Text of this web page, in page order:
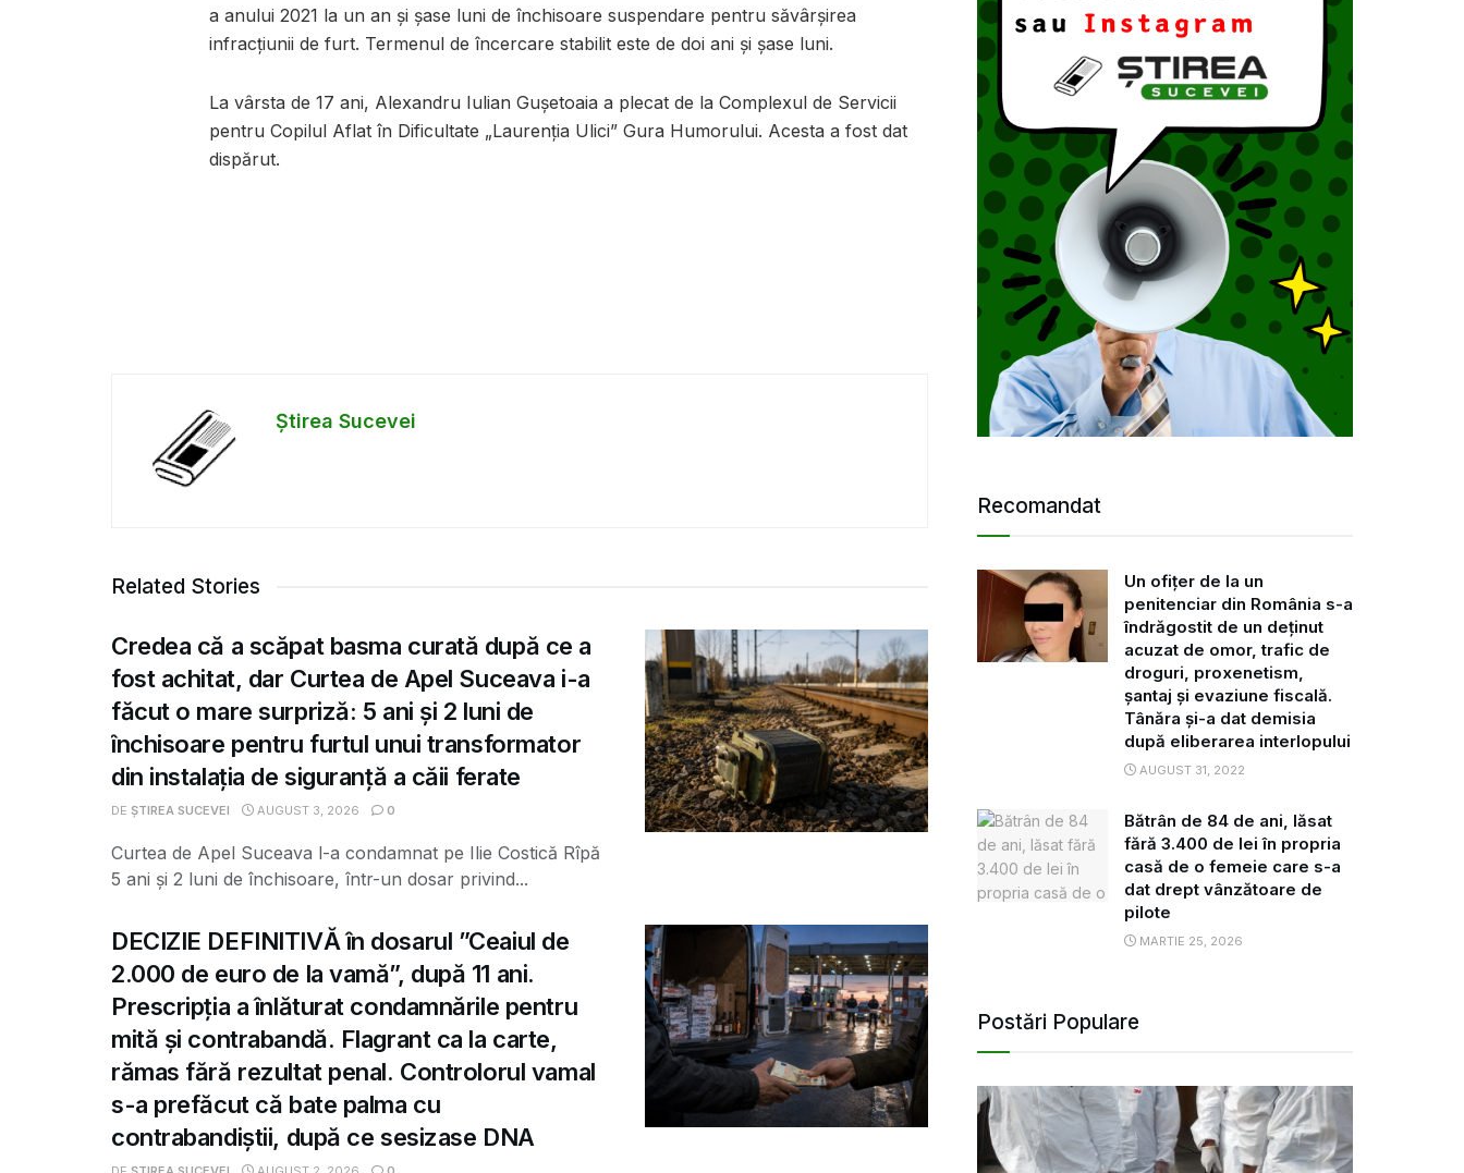
a anului 2021 la un an și șase luni de închisoare suspendare pentru săvârșirea
infracțiunii de furt. Termenul de încercare stabilit este de doi ani și șase luni.
La vârsta de 17 ani, Alexandru Iulian Gușetoaia a plecat de la Complexul de Servicii
pentru Copilul Aflat în Dificultate „Laurenţia Ulici” Gura Humorului. Acesta a fost dat
dispărut.
Știrea Sucevei
Related Stories
Credea că a scăpat basma curată după ce a
fost achitat, dar Curtea de Apel Suceava i-a
făcut o mare surpriză: 5 ani și 2 luni de
închisoare pentru furtul unui transformator
din instalația de siguranță a căii ferate
DE ȘTIREA SUCEVEI AUGUST 3, 2026 0
Curtea de Apel Suceava l-a condamnat pe Ilie Costică Rîpă
5 ani și 2 luni de închisoare, într-un dosar privind...
DECIZIE DEFINITIVĂ în dosarul ”Ceaiul de
2.000 de euro de la vamă”, după 11 ani.
Prescripția a înlăturat condamnările pentru
mită și contrabandă. Flagrant ca la carte,
rămas fără rezultat penal. Controlorul vamal
s-a prefăcut că bate palma cu
contrabandiștii, după ce sesizase DNA
Recomandat
Un ofițer de la un
penitenciar din România s-a
îndrăgostit de un deținut
acuzat de omor, trafic de
droguri, proxenetism,
șantaj și evaziune fiscală.
Tânăra și-a dat demisia
după eliberarea interlopului
AUGUST 31, 2022
Bătrân de 84 de ani, lăsat
fără 3.400 de lei în propria
casă de o femeie care s-a
dat drept vânzătoare de
pilote
MARTIE 25, 2026
Postări Populare